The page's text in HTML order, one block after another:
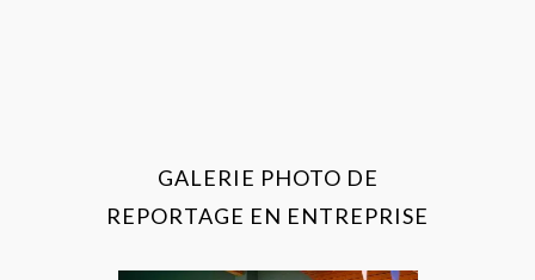
GALERIE PHOTO DE
REPORTAGE EN ENTREPRISE